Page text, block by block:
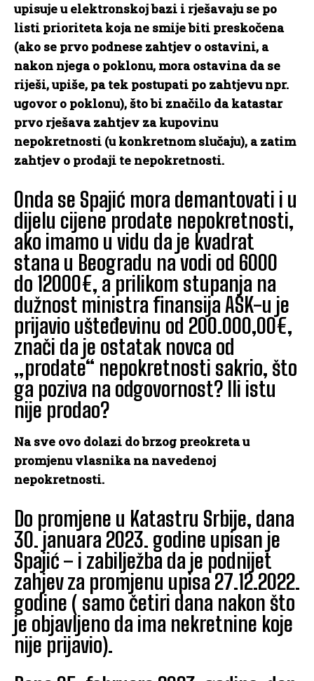
upisuje u elektronskoj bazi i rješavaju se po
listi prioriteta koja ne smije biti preskočena
(ako se prvo podnese zahtjev o ostavini, a
nakon njega o poklonu, mora ostavina da se
riješi, upiše, pa tek postupati po zahtjevu npr.
ugovor o poklonu), što bi značilo da katastar
prvo rješava zahtjev za kupovinu
nepokretnosti (u konkretnom slučaju), a zatim
zahtjev o prodaji te nepokretnosti.
Onda se Spajić mora demantovati i u
dijelu cijene prodate nepokretnosti,
ako imamo u vidu da je kvadrat
stana u Beogradu na vodi od 6000
do 12000€, a prilikom stupanja na
dužnost ministra finansija ASK-u je
prijavio ušteđevinu od 200.000,00€,
znači da je ostatak novca od
„prodate“ nepokretnosti sakrio, što
ga poziva na odgovornost? Ili istu
nije prodao?
Na sve ovo dolazi do brzog preokreta u
promjenu vlasnika na navedenoj
nepokretnosti.
Do promjene u Katastru Srbije, dana
30. januara 2023. godine upisan je
Spajić – i zabilježba da je podnijet
zahjev za promjenu upisa 27.12.2022.
godine ( samo četiri dana nakon što
je objavljeno da ima nekretnine koje
nije prijavio).